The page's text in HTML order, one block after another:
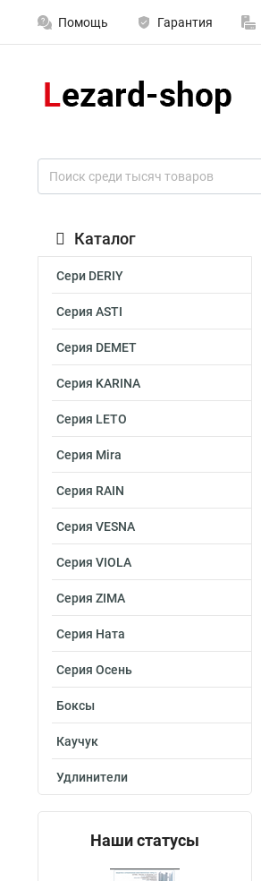
Помощь Гарантия
Каталог
Сери DERIY
Серия ASTI
Серия DEMET
Серия KARINA
Серия LETO
Серия Mira
Серия RAIN
Серия VESNA
Серия VIOLA
Серия ZIMA
Серия Ната
Серия Осень
Боксы
Каучук
Удлинители
Наши статусы